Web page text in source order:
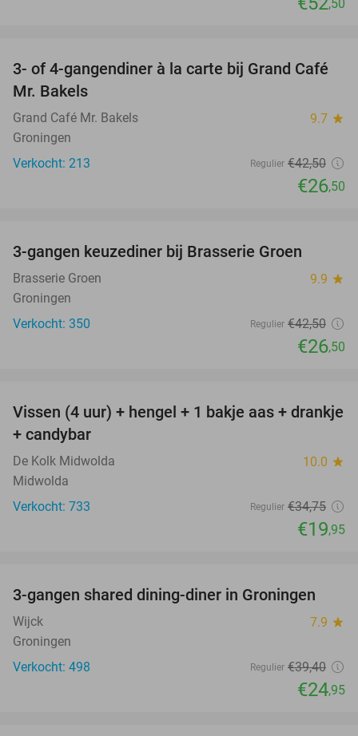
,50
38%
3- of 4-gangendiner à la carte bij Grand Café
Mr. Bakels
Grand Café Mr. Bakels 9.7 star
Groningen
Verkocht: 213
Regulier €42,50
€26,50
3-gangen keuzediner bij Brasserie Groen
Brasserie Groen 9.9 star
Groningen
Verkocht: 350
Regulier €42,50
€26,50
43%
Vissen (4 uur) + hengel + 1 bakje aas + drankje
+ candybar
De Kolk Midwolda 10.0 star
Midwolda
Verkocht: 733
Regulier €34,75
€19,95
37%
3-gangen shared dining-diner in Groningen
Wijck 7.9 star
Groningen
Verkocht: 498
Regulier €39,40
€24,95